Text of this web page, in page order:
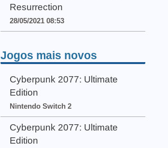
Resurrection
28/05/2021 08:53
Jogos mais novos
Cyberpunk 2077: Ultimate
Edition
Nintendo Switch 2
Cyberpunk 2077: Ultimate
Edition